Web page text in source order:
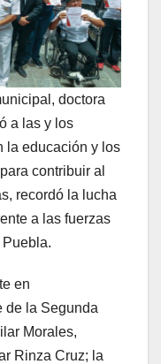
doctora
a las y los
la educación y los
contribuir al
recordó la lucha
a las fuerzas
en
de la Segunda
Morales,
Rinza Cruz; la